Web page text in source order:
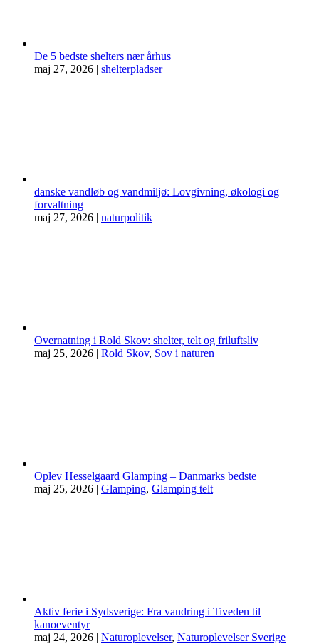
De 5 bedste shelters nær århus
maj 27, 2026 | shelterpladser
danske vandløb og vandmiljø: Lovgivning, økologi og
forvaltning
maj 27, 2026 | naturpolitik
Overnatning i Rold Skov: shelter, telt og friluftsliv
maj 25, 2026 | Rold Skov, Sov i naturen
Oplev Hesselgaard Glamping – Danmarks bedste
maj 25, 2026 | Glamping, Glamping telt
Aktiv ferie i Sydsverige: Fra vandring i Tiveden til
kanoeventyr
maj 24, 2026 | Naturoplevelser, Naturoplevelser Sverige